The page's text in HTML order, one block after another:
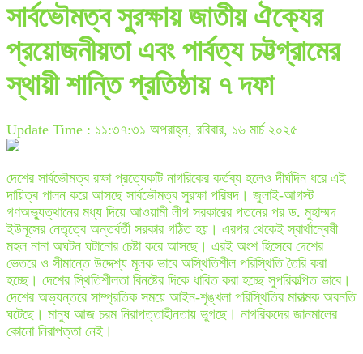
সার্বভৌমত্ব সুরক্ষায় জাতীয় ঐক্যের
প্রয়োজনীয়তা এবং পার্বত্য চট্টগ্রামের
স্থায়ী শান্তি প্রতিষ্ঠায় ৭ দফা
Update Time : ১১:৩৭:৩১ অপরাহ্ন, রবিবার, ১৬ মার্চ ২০২৫
দেশের সার্বভৌমত্ব রক্ষা প্রত্যেকটি নাগরিকের কর্তব্য হলেও দীর্ঘদিন ধরে এই
দায়িত্ব পালন করে আসছে সার্বভৌমত্ব সুরক্ষা পরিষদ। জুলাই-আগস্ট
গণঅভ্যুত্থানের মধ্য দিয়ে আওয়ামী লীগ সরকারের পতনের পর ড. মুহাম্মদ
ইউনূসের নেতৃত্বে অন্তর্বর্তী সরকার গঠিত হয়। এরপর থেকেই স্বার্থান্বেষী
মহল নানা অঘটন ঘটানোর চেষ্টা করে আসছে। এরই অংশ হিসেবে দেশের
ভেতরে ও সীমান্তে উদ্দেশ্য মূলক ভাবে অস্থিতিশীল পরিস্থিতি তৈরি করা
হচ্ছে। দেশের স্থিতিশীলতা বিনষ্টের দিকে ধাবিত করা হচ্ছে সুপরিকল্পিত ভাবে।
দেশের অভ্যন্তরে সাম্প্রতিক সময়ে আইন-শৃঙ্খলা পরিস্থিতির মারাত্মক অবনতি
ঘটেছে। মানুষ আজ চরম নিরাপত্তাহীনতায় ভুগছে। নাগরিকদের জানমালের
কোনো নিরাপত্তা নেই।